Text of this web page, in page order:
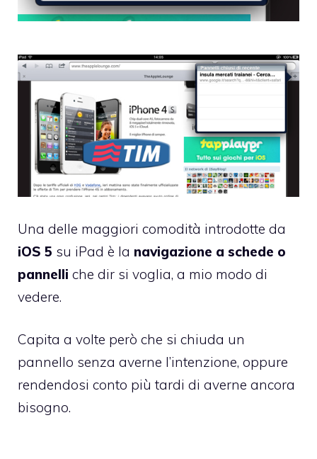
Una delle maggiori comodità introdotte da
iOS 5 su iPad è la navigazione a schede o
pannelli che dir si voglia, a mio modo di
vedere.
Capita a volte però che si chiuda un
pannello senza averne l’intenzione, oppure
rendendosi conto più tardi di averne ancora
bisogno.